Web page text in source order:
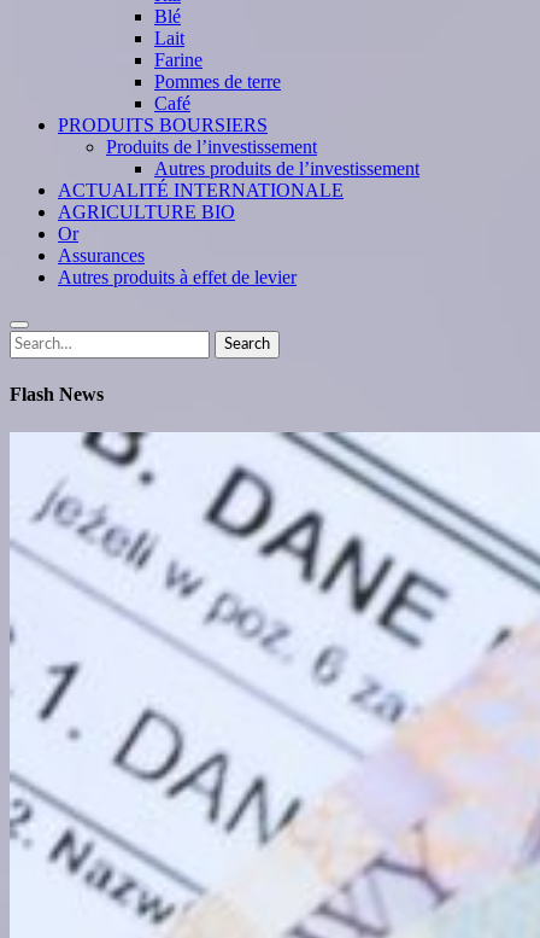
Blé
Lait
Farine
Pommes de terre
Café
PRODUITS BOURSIERS
Produits de l’investissement
Autres produits de l’investissement
ACTUALITÉ INTERNATIONALE
AGRICULTURE BIO
Or
Assurances
Autres produits à effet de levier
Search
for:
Search
Flash News